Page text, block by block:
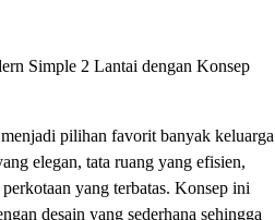
Simple 2 Lantai dengan Konsep
pilihan favorit banyak keluarga
elegan, tata ruang yang efisien,
yang terbatas. Konsep ini
desain yang sederhana sehingga